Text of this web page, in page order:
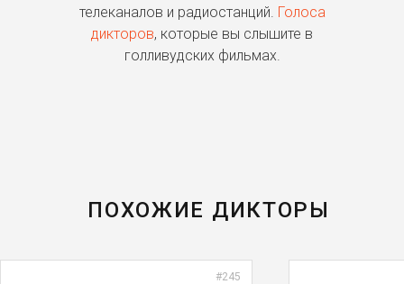
телеканалов и радиостанций. Голоса
дикторов, которые вы слышите в
голливудских фильмах.
ПОХОЖИЕ ДИКТОРЫ
#245